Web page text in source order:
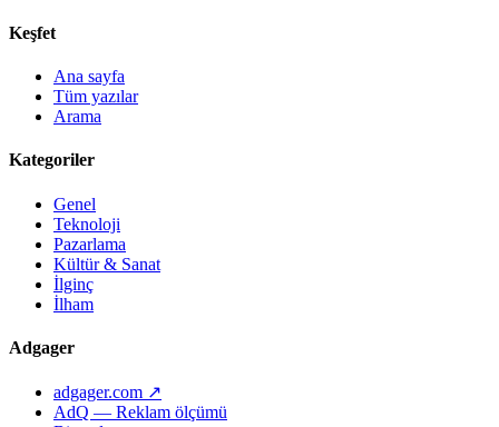
Keşfet
Ana sayfa
Tüm yazılar
Arama
Kategoriler
Genel
Teknoloji
Pazarlama
Kültür & Sanat
İlginç
İlham
Adgager
adgager.com ↗
AdQ — Reklam ölçümü